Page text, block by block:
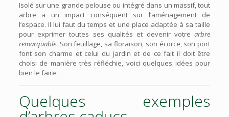
Isolé sur une grande pelouse ou intégré dans un massif, tout
arbre a un impact conséquent sur l’aménagement de
l’espace. Il lui faut du temps et une place adaptée à sa taille
pour exprimer toutes ses qualités et devenir votrearbre
remarquable. Son feuillage, sa floraison, son écorce, son port
font son charme et celui du jardin et de ce fait il doit être
choisi de manière très réfléchie, voici quelques idées pour
bien le faire.
Quelques exemples